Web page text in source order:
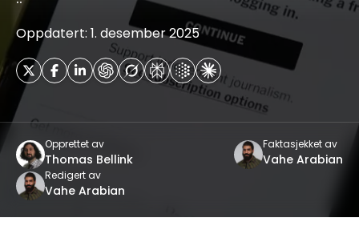
Oppdatert: 1. desember 2025
Opprettet av
Thomas Bellink
Faktasjekket av
Vahe Arabian
Redigert av
Vahe Arabian